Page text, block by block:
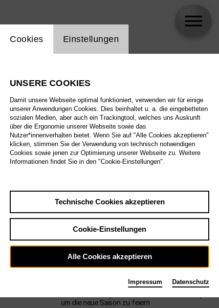
Alle Sparten
Alle Spielstätten
Alle Merkmale
Sa29.8.
Großes Haus
12:00 Eröffnungswochenende
um die neue Saison zu feiern
Einstellung Website Cookie
Cookies Einstellungen
UNSERE COOKIES
Damit unsere Webseite optimal funktioniert, verwenden wir für einige
unserer Anwendungen Cookies. Dies beinhaltet u. a. die eingebetteten
sozialen Medien, aber auch ein Trackingtool, welches uns Auskunft
über die Ergonomie unserer Webseite sowie das
Nutzer*innenverhalten bietet. Wenn Sie auf "Alle Cookies akzeptieren"
klicken, stimmen Sie der Verwendung von technisch notwendigen
Cookies sowie jenen zur Optimierung unserer Webseite zu. Weitere
Informationen findet Sie in den "Cookie-Einstellungen".
Technische Cookies akzeptieren
Cookie-Einstellungen
Alle Cookies akzeptieren
Impressum Datenschutz